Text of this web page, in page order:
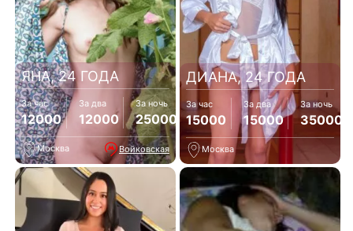
ЯНА, 24 ГОДА
За час
12000
За два
12000
За ночь
25000
Москва Войковская
ДИАНА, 24 ГОДА
За час
15000
За два
15000
За ночь
35000
Москва